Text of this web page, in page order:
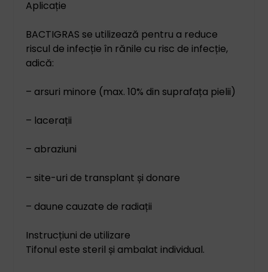
Aplicație
BACTIGRAS se utilizează pentru a reduce
riscul de infecție în rănile cu risc de infecție,
adică:
– arsuri minore (max. 10% din suprafața pielii)
– lacerații
– abraziuni
– site-uri de transplant și donare
– daune cauzate de radiații
Instrucțiuni de utilizare
Tifonul este steril și ambalat individual.